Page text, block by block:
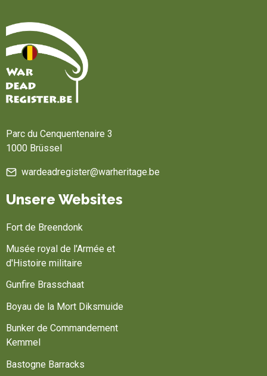
Parc du Cenquentenaire 3
1000 Brüssel
wardeadregister@warheritage.be
Unsere Websites
Fort de Breendonk
Musée royal de l'Armée et
d'Histoire militaire
Gunfire Brasschaat
Boyau de la Mort Diksmuide
Bunker de Commandement
Kemmel
Bastogne Barracks